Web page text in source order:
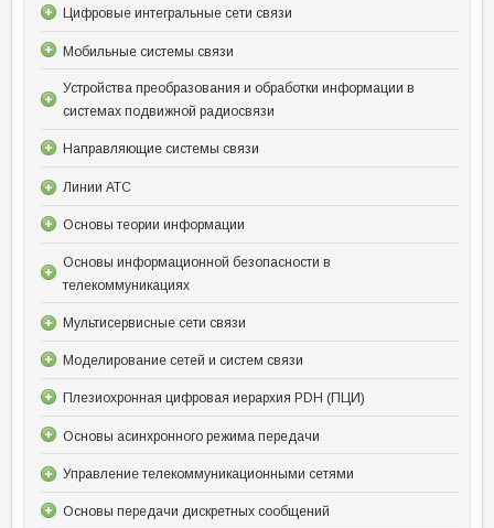
Цифровые интегральные сети связи
Мобильные системы связи
Устройства преобразования и обработки информации в
системах подвижной радиосвязи
Направляющие системы связи
Линии АТС
Основы теории информации
Основы информационной безопасности в
телекоммуникациях
Мультисервисные сети связи
Моделирование сетей и систем связи
Плезиохронная цифровая иерархия PDH (ПЦИ)
Основы асинхронного режима передачи
Управление телекоммуникационными сетями
Основы передачи дискретных сообщений